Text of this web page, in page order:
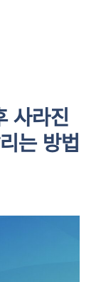
사라진
는 방법